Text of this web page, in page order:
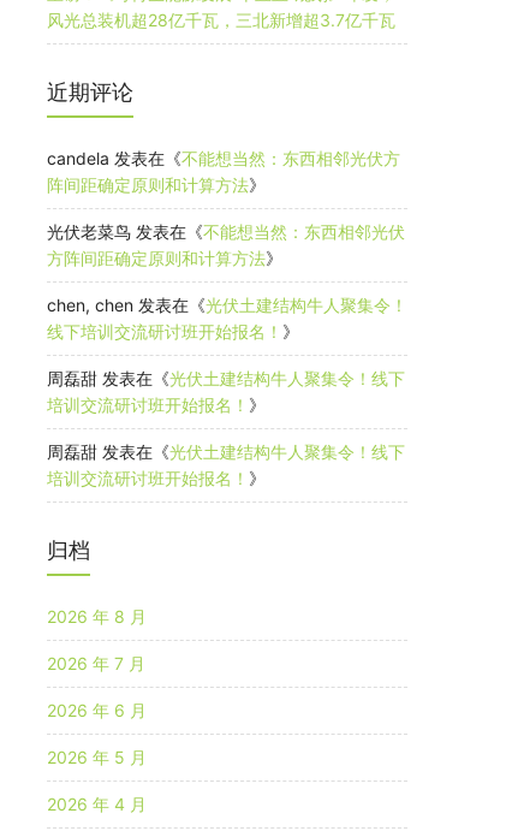
风光总装机超28亿千瓦，三北新增超3.7亿千瓦
近期评论
candela 发表在《不能想当然：东西相邻光伏方
阵间距确定原则和计算方法》
光伏老菜鸟 发表在《不能想当然：东西相邻光伏
方阵间距确定原则和计算方法》
chen, chen 发表在《光伏土建结构牛人聚集令！
线下培训交流研讨班开始报名！ 》
周磊甜 发表在《光伏土建结构牛人聚集令！线下
培训交流研讨班开始报名！ 》
周磊甜 发表在《光伏土建结构牛人聚集令！线下
培训交流研讨班开始报名！ 》
归档
2026 年 8 月
2026 年 7 月
2026 年 6 月
2026 年 5 月
2026 年 4 月